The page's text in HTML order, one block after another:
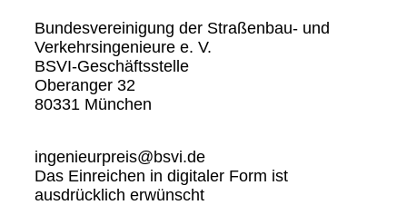
Bundesvereinigung der Straßenbau- und
Verkehrsingenieure e. V.
BSVI-Geschäftsstelle
Oberanger 32
80331 München
ingenieurpreis@bsvi.de
Das Einreichen in digitaler Form ist
ausdrücklich erwünscht